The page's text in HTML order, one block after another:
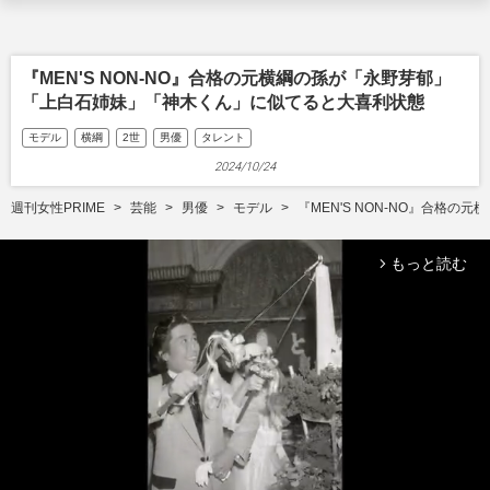
『MEN'S NON-NO』合格の元横綱の孫が「永野芽郁」
「上白石姉妹」「神木くん」に似てると大喜利状態
モデル 横綱 2世 男優 タレント
2024/10/24
週刊女性PRIME 芸能 男優 モデル 『MEN'S NON-NO』合格の元
arrow_forward_ios もっと読む